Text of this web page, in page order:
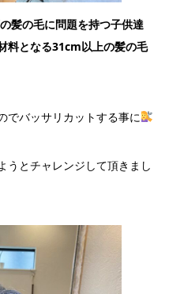
髪の毛に問題を持つ子供達
料となる31cm以上の髪の毛
でバッサリカットする事に
うとチャレンジして頂きまし